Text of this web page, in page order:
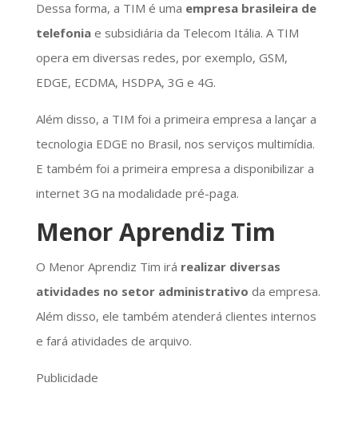
Dessa forma, a TIM é uma empresa brasileira de
telefoniae subsidiária da Telecom Itália. A TIM
opera em diversas redes, por exemplo, GSM,
EDGE, ECDMA, HSDPA, 3G e 4G.
Além disso, a TIM foi a primeira empresa a lançar a
tecnologia EDGE no Brasil, nos serviços multimídia.
E também foi a primeira empresa a disponibilizar a
internet 3G na modalidade pré-paga.
Menor Aprendiz Tim
O Menor Aprendiz Tim irá realizar diversas
atividades no setor administrativo da empresa.
Além disso, ele também atenderá clientes internos
e fará atividades de arquivo.
Publicidade